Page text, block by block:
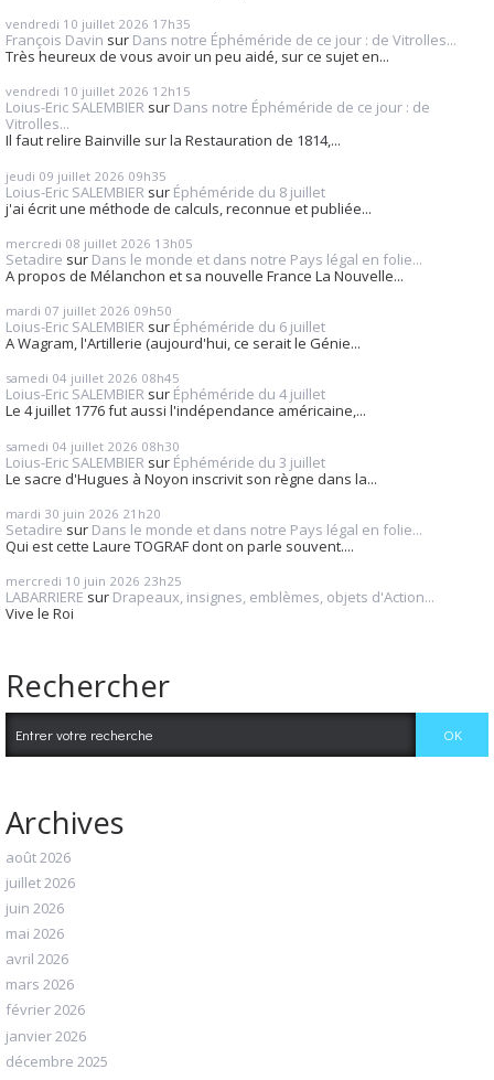
vendredi 10 juillet 2026 17h35
François Davin sur Dans notre Éphéméride de ce jour : de Vitrolles...
Très heureux de vous avoir un peu aidé, sur ce sujet en...
vendredi 10 juillet 2026 12h15
Loius-Eric SALEMBIER sur Dans notre Éphéméride de ce jour : de
Vitrolles...
Il faut relire Bainville sur la Restauration de 1814,...
jeudi 09 juillet 2026 09h35
Loius-Eric SALEMBIER sur Éphéméride du 8 juillet
j'ai écrit une méthode de calculs, reconnue et publiée...
mercredi 08 juillet 2026 13h05
Setadire sur Dans le monde et dans notre Pays légal en folie...
A propos de Mélanchon et sa nouvelle France La Nouvelle...
mardi 07 juillet 2026 09h50
Loius-Eric SALEMBIER sur Éphéméride du 6 juillet
A Wagram, l'Artillerie (aujourd'hui, ce serait le Génie...
samedi 04 juillet 2026 08h45
Loius-Eric SALEMBIER sur Éphéméride du 4 juillet
Le 4 juillet 1776 fut aussi l'indépendance américaine,...
samedi 04 juillet 2026 08h30
Loius-Eric SALEMBIER sur Éphéméride du 3 juillet
Le sacre d'Hugues à Noyon inscrivit son règne dans la...
mardi 30 juin 2026 21h20
Setadire sur Dans le monde et dans notre Pays légal en folie...
Qui est cette Laure TOGRAF dont on parle souvent....
mercredi 10 juin 2026 23h25
LABARRIERE sur Drapeaux, insignes, emblèmes, objets d'Action...
Vive le Roi
Rechercher
Archives
août 2026
juillet 2026
juin 2026
mai 2026
avril 2026
mars 2026
février 2026
janvier 2026
décembre 2025